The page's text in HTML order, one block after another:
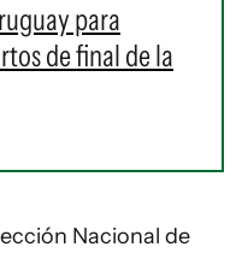
para
de final de la
Nacional de